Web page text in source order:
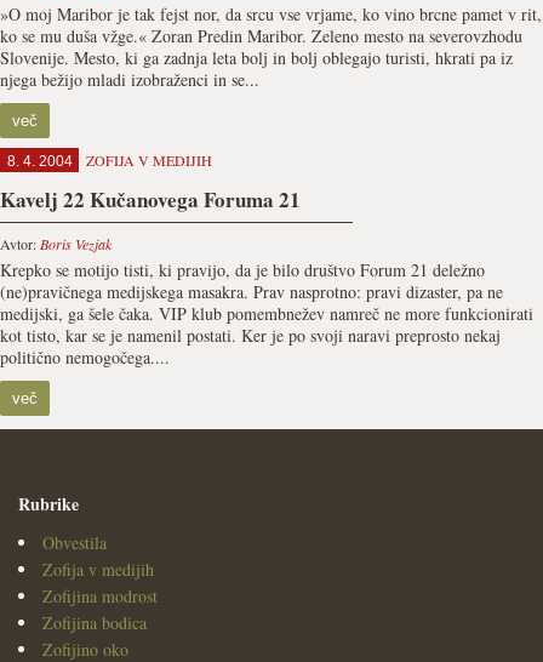
»O moj Maribor je tak fejst nor, da srcu vse vrjame, ko vino brcne pamet v rit,
ko se mu duša vžge.« Zoran Predin Maribor. Zeleno mesto na severovzhodu
Slovenije. Mesto, ki ga zadnja leta bolj in bolj oblegajo turisti, hkrati pa iz
njega bežijo mladi izobraženci in se...
več
8. 4. 2004 ZOFIJA V MEDIJIH
Kavelj 22 Kučanovega Foruma 21
Avtor: Boris Vezjak
Krepko se motijo tisti, ki pravijo, da je bilo društvo Forum 21 deležno
(ne)pravičnega medijskega masakra. Prav nasprotno: pravi dizaster, pa ne
medijski, ga šele čaka. VIP klub pomembnežev namreč ne more funkcionirati
kot tisto, kar se je namenil postati. Ker je po svoji naravi preprosto nekaj
politično nemogočega....
več
Rubrike
Obvestila
Zofija v medijih
Zofijina modrost
Zofijina bodica
Zofijino oko